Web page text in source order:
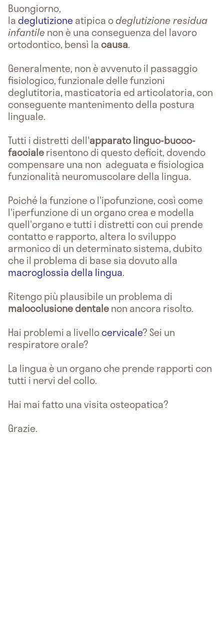
Buongiorno,
ladeglutizione atipica odeglutizione residua
infantile non è una conseguenza del lavoro
ortodontico, bensì lacausa.
Generalmente, non è avvenuto il passaggio
fisiologico, funzionale delle funzioni
deglutitoria, masticatoria ed articolatoria, con
conseguente mantenimento della postura
linguale.
Tutti i distretti dell'apparato linguo-bucco-
faccialerisentono di questo deficit, dovendo
compensare una non adeguata e fisiologica
funzionalità neuromuscolare della lingua.
Poiché la funzione o l'ipofunzione, così come
l'iperfunzione di un organo crea e modella
quell'organo e tutti i distretti con cui prende
contatto e rapporto, altera lo sviluppo
armonico di un determinato sistema, dubito
che il problema di base sia dovuto alla
macroglossia della lingua.
Ritengo più plausibile un problema di
malocclusionedentalenon ancora risolto.
Hai problemi a livellocervicale? Sei un
respiratore orale?
La lingua è un organo che prende rapporti con
tutti i nervi del collo.
Hai mai fatto una visita osteopatica?
Grazie.